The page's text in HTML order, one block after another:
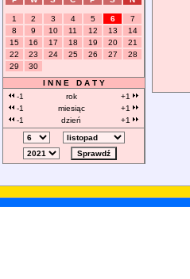
1 2 3 4 5 6
7
8
9 10 11 12 13
14
15
16 17 18 19 20
21
22
23 24 25 26 27
28
29
30
I N N E D A T Y
-1
rok
+1
-1
miesiąc
+1
-1
dzień +1